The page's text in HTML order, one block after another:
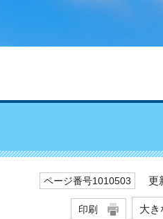
ページ番号1010503 更
印刷 大き